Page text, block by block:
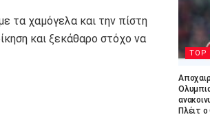
τα χαμόγελα και την πίστη
και ξεκάθαρο στόχο να
TOP
Πλέιτ